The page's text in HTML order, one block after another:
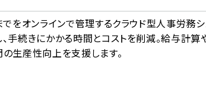
をオンラインで管理するクラウド型人事労務
手続きにかかる時間とコストを削減。給与計算
生産性向上を支援します。